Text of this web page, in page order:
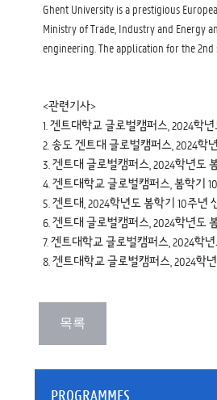
Ghent University is a prestigious
Ministry of Trade, Industry and Energy
engineering. The application for the 2nd
<관련기사>
1.겐트대학교 글로벌캠퍼스, 2024학
2.송도 겐트대 글로벌캠퍼스, 2024학
3.겐트대 글로벌캠퍼스, 2024학년도
4.겐트대학교 글로벌캠퍼스, 봄학기
5.겐트대, 2024학년도 봄학기 10주년
6.겐트대 글로벌캠퍼스, 2024학년도
7.겐트대학교 글로벌캠퍼스, 2024학
8.겐트대학교 글로벌캠퍼스, 2024학
PROGRAMMES